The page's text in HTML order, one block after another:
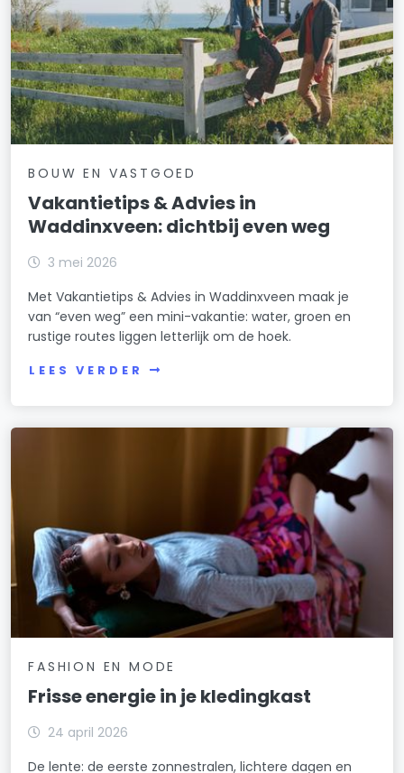
BOUW EN VASTGOED
Vakantietips & Advies in
Waddinxveen: dichtbij even weg
3 mei 2026
Met Vakantietips & Advies in Waddinxveen maak je
van “even weg” een mini-vakantie: water, groen en
rustige routes liggen letterlijk om de hoek.
LEES VERDER
FASHION EN MODE
Frisse energie in je kledingkast
24 april 2026
De lente: de eerste zonnestralen, lichtere dagen en